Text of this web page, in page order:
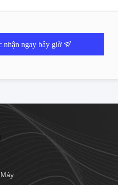
nhận ngay bây giờ